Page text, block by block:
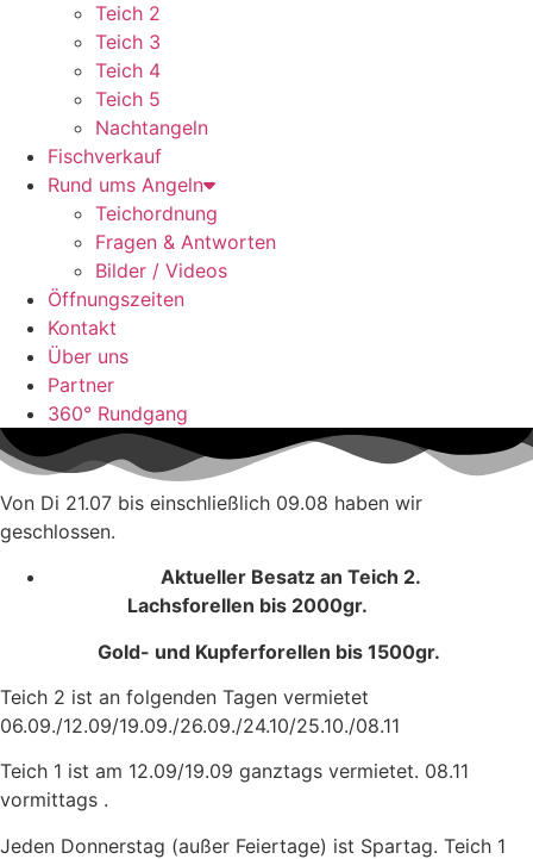
Teich 2
Teich 3
Teich 4
Teich 5
Nachtangeln
Fischverkauf
Rund ums Angeln
Teichordnung
Fragen & Antworten
Bilder / Videos
Öffnungszeiten
Kontakt
Über uns
Partner
360° Rundgang
Von Di 21.07 bis einschließlich 09.08 haben wir
geschlossen.
Aktueller Besatz an Teich 2.
Lachsforellen bis 2000gr.
Gold- und Kupferforellen bis 1500gr.
Teich 2 ist an folgenden Tagen vermietet
06.09./12.09/19.09./26.09./24.10/25.10./08.11
Teich 1 ist am 12.09/19.09 ganztags vermietet. 08.11
vormittags .
Jeden Donnerstag (außer Feiertage) ist Spartag. Teich 1